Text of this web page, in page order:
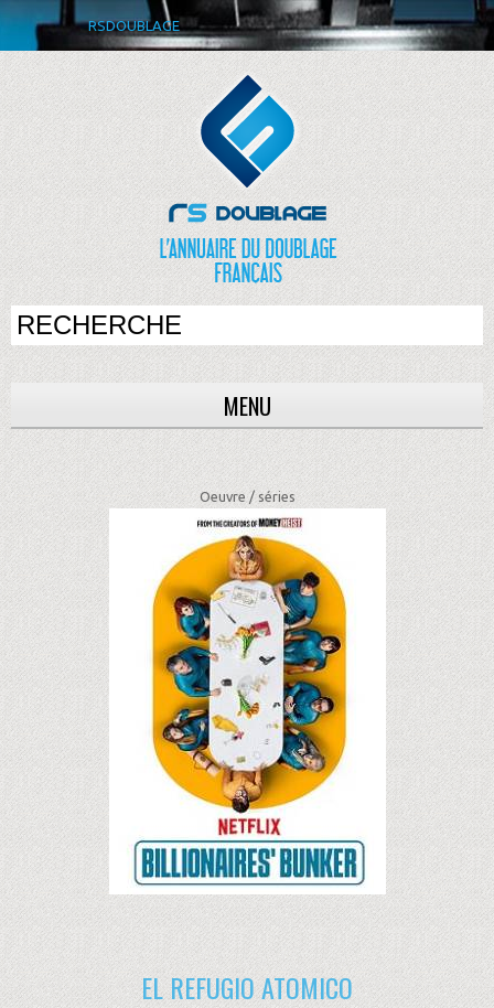
RSDOUBLAGE
MENU
Oeuvre /séries
EL REFUGIO ATOMICO